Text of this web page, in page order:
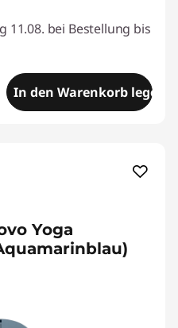
11.08. bei Bestellung bis
In den Warenkorb legen
Yoga